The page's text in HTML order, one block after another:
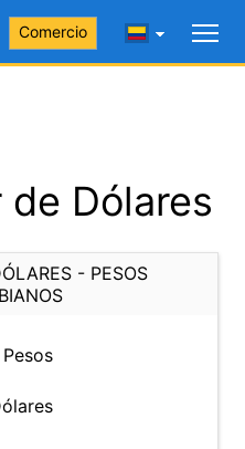
Comercio
Dólares
- PESOS